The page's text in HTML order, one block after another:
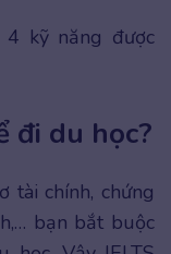
4 kỹ năng được
đi du học?
tài chính, chứng
bạn bắt buộc